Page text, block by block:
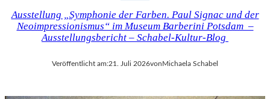
Ausstellung „Symphonie der Farben. Paul Signac und der
Neoimpressionismus“ im Museum Barberini Potsdam –
Ausstellungsbericht – Schabel-Kultur-Blog
Veröffentlicht am:21. Juli 2026vonMichaela Schabel